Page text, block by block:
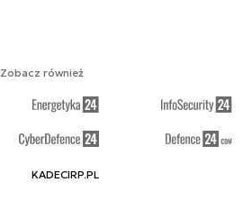
Zobacz również
KADECIRP.PL